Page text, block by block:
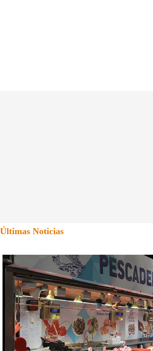
Últimas Noticias